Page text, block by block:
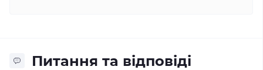
Питання та відповіді